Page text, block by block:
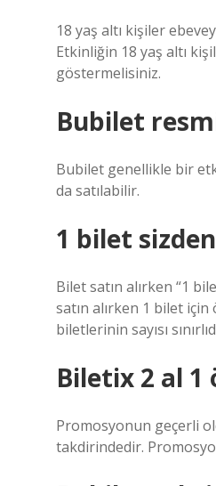
18 yaş altı kişiler
Etkinliğin 18 yaş altı
göstermelisiniz.
Bubilet
Bubilet genellikle bir
da satılabilir.
1 bilet
Bilet satın alırken “1
satın alırken 1 bilet
biletlerinin sayısı
Biletix 2 al 1
Promosyonun geçerli
takdirindedir.